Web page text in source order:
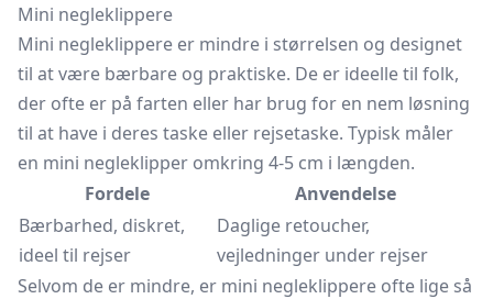
Mini negleklippere
Mini negleklippere er mindre i størrelsen og designet
til at være bærbare og praktiske. De er ideelle til folk,
der ofte er på farten eller har brug for en nem løsning
til at have i deres taske eller rejsetaske. Typisk måler
en mini negleklipper omkring 4-5 cm i længden.
Fordele
Anvendelse
Bærbarhed, diskret,
ideel til rejser
Daglige retoucher,
vejledninger under rejser
Selvom de er mindre, er mini negleklippere ofte lige så